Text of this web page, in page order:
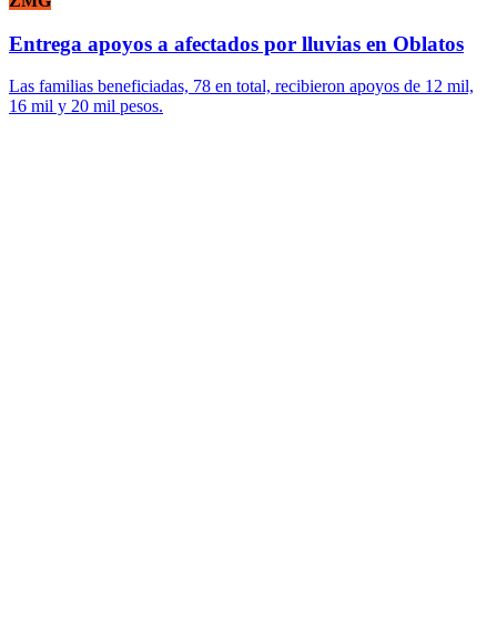
Entrega apoyos a afectados por lluvias en Oblatos
Las familias beneficiadas, 78 en total, recibieron apoyos de 12 mil,
16 mil y 20 mil pesos.